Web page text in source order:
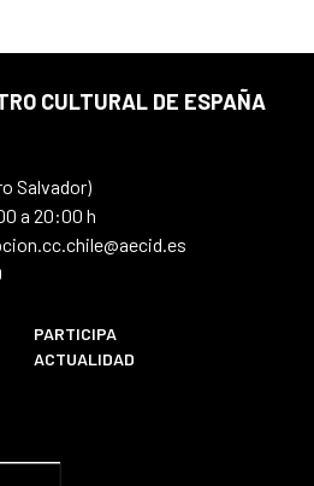
CULTURAL DE ESPAÑA
Salvador)
a 20:00 h
PARTICIPA
ACTUALIDAD